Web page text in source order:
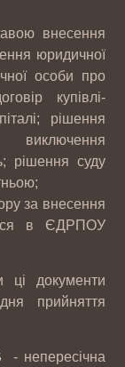
внесення
юридичної
особи про
купівлі-
рішення
рішення суду
за внесення
в ЄДРПОУ
документи
прийняття
- непересічна